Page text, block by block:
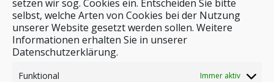
setzen wir sog. Cookies ein. Entscheiden Sie bitte
selbst, welche Arten von Cookies bei der Nutzung
unserer Website gesetzt werden sollen. Weitere
Informationen erhalten Sie in unserer
Datenschutzerklärung.
Funktional Immer aktiv
Stichwortsuche